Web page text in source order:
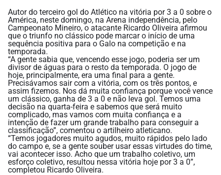
Autor do terceiro gol do Atlético na vitória por 3 a 0 sobre o
América, neste domingo, na Arena independência, pelo
Campeonato Mineiro, o atacante Ricardo Oliveira afirmou
que o triunfo no clássico pode marcar o início de uma
sequência positiva para o Galo na competição e na
temporada.
“A gente sabia que, vencendo esse jogo, poderia ser um
divisor de águas para o resto da temporada. O jogo de
hoje, principalmente, era uma final para a gente.
Precisávamos sair com a vitória, com os três pontos, e
assim fizemos. Nos dá muita confiança porque você vence
um clássico, ganha de 3 a 0 e não leva gol. Temos uma
decisão na quarta-feira e sabemos que será muito
complicado, mas vamos com muita confiança e a
intenção de fazer um grande trabalho para conseguir a
classificação”, comentou o artilheiro atleticano.
“Temos jogadores muito agudos, muito rápidos pelo lado
do campo e, se a gente souber usar essas virtudes do time,
vai acontecer isso. Acho que um trabalho coletivo, um
esforço coletivo, resultou nessa vitória hoje por 3 a 0”,
completou Ricardo Oliveira.